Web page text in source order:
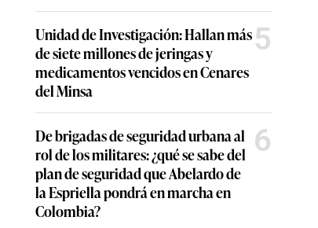
Unidad de Investigación: Hallan más
de siete millones de jeringas y
medicamentos vencidos en Cenares
del Minsa
5
De brigadas de seguridad urbana al
rol de los militares: ¿qué se sabe del
plan de seguridad que Abelardo de
la Espriella pondrá en marcha en
Colombia?
6